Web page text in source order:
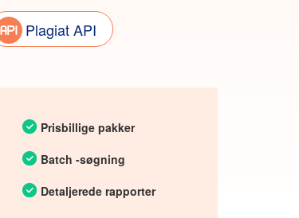
Plagiat API
Prisbillige pakker
Batch -søgning
Detaljerede rapporter